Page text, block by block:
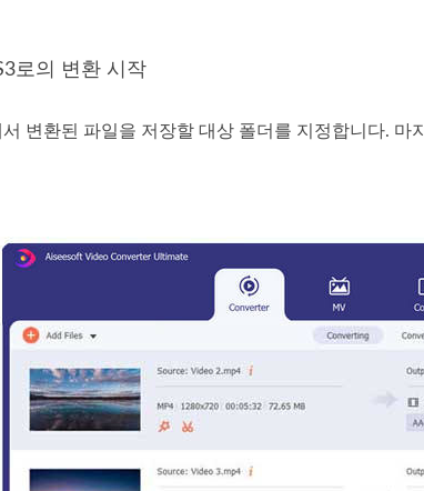
로의 변환 시작
변환된 파일을 저장할 대상 폴더를 지정합니다. 마